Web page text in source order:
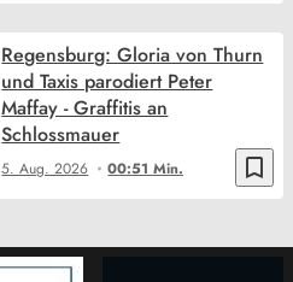
bookmark_border
5. Aug. 2026 00:51 Min.
Regensburg: Gloria von Thurn
und Taxis parodiert Peter
Maffay - Graffitis an
Schlossmauer